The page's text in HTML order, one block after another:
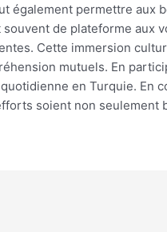
permettre aux
de plateforme aux
Cette immersion
mutuels. En
en Turquie. En
soient non seulement